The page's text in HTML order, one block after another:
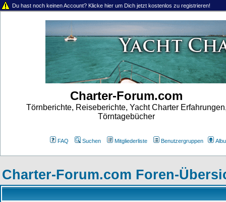
Du hast noch keinen Account? Klicke hier um Dich jetzt kostenlos zu registrieren!
Charter-Forum.com
Törnberichte, Reiseberichte, Yacht Charter
Törntagebücher
FAQ Suchen Mitgliederliste Benutzergruppen
Charter-Forum.com Foren-